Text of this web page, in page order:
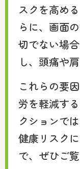
スクを高め
らに、画面
切でない場
し、頭痛や
これらの要
労を軽減す
クションで
健康リスク
で、ぜひご覧